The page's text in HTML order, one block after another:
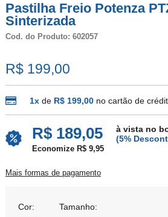
Pastilha Freio Potenza
Sinterizada
Cod. do Produto: 602057
R$ 199,00
1xde R$ 199,00 no cartão de
R$ 189,05
à vista no
(5%
Economize R$ 9,95
Mais formas de pagamento
Cor:
Tamanho: